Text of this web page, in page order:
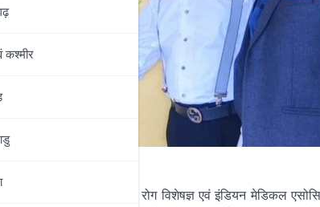
कश्‍मीर
में शहर के प्रसिद्ध हड्डी रोग विशेषज्ञ एवं इंडियन मेडिकल